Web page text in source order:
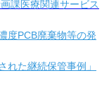
課医療関連サービス
度PCB廃棄物等の発
れた継続保管事例」